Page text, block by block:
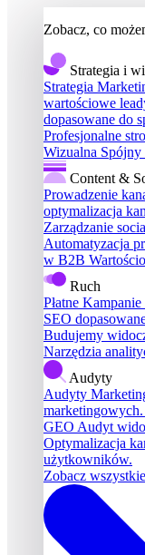
Zobacz, co
Strategia i
Strategia
wartościowe
dopasowane do
Profesjonalne
Wizualna
Content &
Prowadzenie
optymalizacja
Zarządzanie
Automatyzacja
w B2B
Ruch
Płatne Kampanie
SEO
Budujemy
Narzędzia
Audyty
Audyty
marketingowych.
GEO Audyt
Optymalizacja
użytkowników.
Zobacz